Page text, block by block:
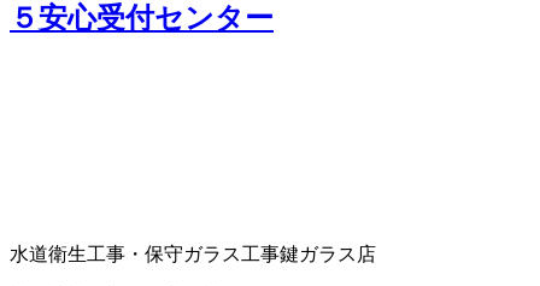
５安心受付センター
水道衛生工事・保守ガラス工事鍵ガラス店